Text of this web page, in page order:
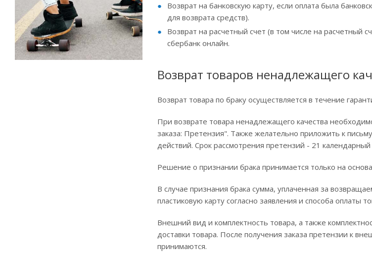
Возврат на банковскую карту, если оплата была
для возврата средств).
Возврат на расчетный счет (в том числе на расчетный
сбербанк онлайн.
Возврат товаров ненадлежащего
Возврат товара по браку осуществляется в течение
При возврате товара ненадлежащего качества
заказа: Претензия". Также желательно приложить к
действий. Срок рассмотрения претензий - 21
Решение о признании брака принимается только на
В случае признания брака сумма, уплаченная за
пластиковую карту согласно заявления и способа оплаты
Внешний вид и комплектность товара, а также
доставки товара. После получения заказа претензии к
принимаются.